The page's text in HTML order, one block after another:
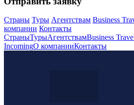
Страны Туры Агентствам Business
компании Контакты
СтраныТурыАгентствамBusiness
IncomingО компанииКонтакты